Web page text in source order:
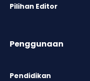
Pilihan Editor
Penggunaan
Pendidikan